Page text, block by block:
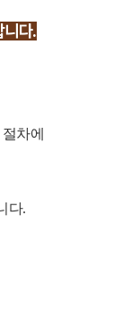
니다.
차에
다.